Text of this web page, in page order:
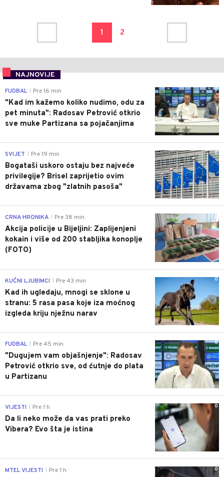
1 2
NAJNOVIJE
0
FUDBAL Pre 16 min
"Kad im kažemo koliko nudimo, odu za
pet minuta": Radosav Petrović otkrio
sve muke Partizana sa pojačanjima
0
SVIJET Pre 19 min
Bogataši uskoro ostaju bez najveće
privilegije? Brisel zaprijetio ovim
državama zbog "zlatnih pasoša"
0
CRNA HRONIKA Pre 38 min
Akcija policije u Bijeljini: Zaplijenjeni
kokain i više od 200 stabljika konoplje
(FOTO)
0
KUĆNI LJUBIMCI Pre 43 min
Kad ih ugledaju, mnogi se sklone u
stranu: 5 rasa pasa koje iza moćnog
izgleda kriju nježnu narav
0
FUDBAL Pre 45 min
"Dugujem vam objašnjenje": Radosav
Petrović otkrio sve, od ćutnje do plata
u Partizanu
0
VIJESTI Pre 1 h
Da li neko može da vas prati preko
Vibera? Evo šta je istina
0
MTEL VIJESTI Pre 1 h